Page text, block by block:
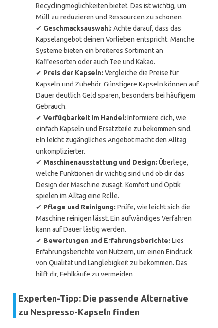
Recyclingmöglichkeiten bietet. Das ist wichtig, um
Müll zu reduzieren und Ressourcen zu schonen.
✔ Geschmacksauswahl: Achte darauf, dass das
Kapselangebot deinen Vorlieben entspricht. Manche
Systeme bieten ein breiteres Sortiment an
Kaffeesorten oder auch Tee und Kakao.
✔ Preis der Kapseln: Vergleiche die Preise für
Kapseln und Zubehör. Günstigere Kapseln können auf
Dauer deutlich Geld sparen, besonders bei häufigem
Gebrauch.
✔ Verfügbarkeit im Handel: Informiere dich, wie
einfach Kapseln und Ersatzteile zu bekommen sind.
Ein leicht zugängliches Angebot macht den Alltag
unkomplizierter.
✔ Maschinenausstattung und Design: Überlege,
welche Funktionen dir wichtig sind und ob dir das
Design der Maschine zusagt. Komfort und Optik
spielen im Alltag eine Rolle.
✔ Pflege und Reinigung: Prüfe, wie leicht sich die
Maschine reinigen lässt. Ein aufwändiges Verfahren
kann auf Dauer lästig werden.
✔ Bewertungen und Erfahrungsberichte: Lies
Erfahrungsberichte von Nutzern, um einen Eindruck
von Qualität und Langlebigkeit zu bekommen. Das
hilft dir, Fehlkäufe zu vermeiden.
Experten-Tipp: Die passende Alternative
zu Nespresso-Kapseln finden